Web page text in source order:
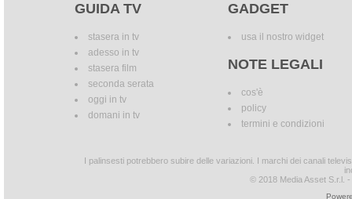
GUIDA TV
stasera in tv
adesso in tv
stasera film
seconda serata
oggi in tv
domani in tv
GADGET
usa il nostro widget
NOTE LEGALI
cos'è
policy
termini e condizioni
I palinsesti potrebbero subire delle variazioni. I marchi dei canali
© 2018 Media Asset S.r.l.